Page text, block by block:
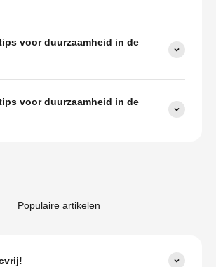
voor duurzaamheid in de
voor duurzaamheid in de
Populaire artikelen